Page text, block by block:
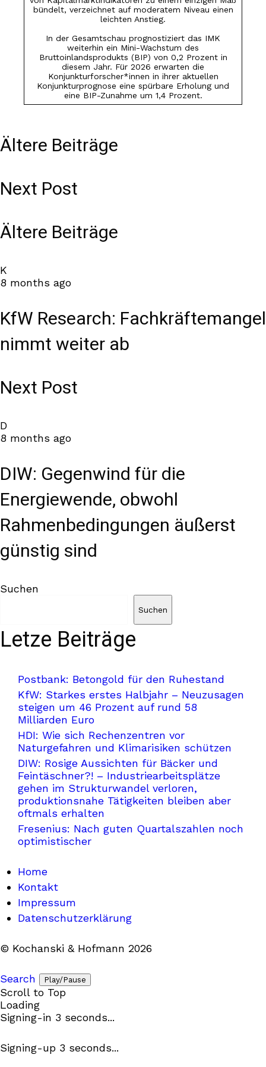
bündelt, verzeichnet auf moderatem Niveau einen
leichten Anstieg.
In der Gesamtschau prognostiziert das IMK
weiterhin ein Mini-Wachstum des
Bruttoinlandsprodukts (BIP) von 0,2 Prozent in
diesem Jahr. Für 2026 erwarten die
Konjunkturforscher*innen in ihrer aktuellen
Konjunkturprognose eine spürbare Erholung und
eine BIP-Zunahme um 1,4 Prozent.
Ältere Beiträge
Next Post
Ältere Beiträge
K
8 months ago
KfW Research: Fachkräftemangel
nimmt weiter ab
Next Post
D
8 months ago
DIW: Gegenwind für die
Energiewende, obwohl
Rahmenbedingungen äußerst
günstig sind
Suchen
Suchen
Letze Beiträge
Postbank: Betongold für den Ruhestand
KfW: Starkes erstes Halbjahr – Neuzusagen
steigen um 46 Prozent auf rund 58
Milliarden Euro
HDI: Wie sich Rechenzentren vor
Naturgefahren und Klimarisiken schützen
DIW: Rosige Aussichten für Bäcker und
Feintäschner?! – Industriearbeitsplätze
gehen im Strukturwandel verloren,
produktionsnahe Tätigkeiten bleiben aber
oftmals erhalten
Fresenius: Nach guten Quartalszahlen noch
optimistischer
Home
Kontakt
Impressum
Datenschutzerklärung
© Kochanski & Hofmann 2026
Search Play/Pause
Scroll to Top
Loading
Signing-in 3 seconds...
Signing-up 3 seconds...